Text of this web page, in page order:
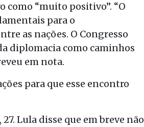
como “muito positivo”. “O
para o
as nações. O Congresso
diplomacia como caminhos
em nota.
para que esse encontro
Lula disse que em breve não